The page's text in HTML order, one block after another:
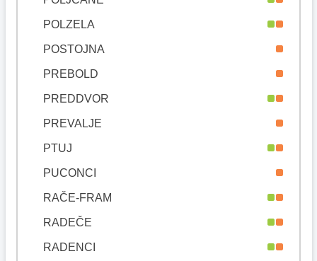
POLZELA
POSTOJNA
PREBOLD
PREDDVOR
PREVALJE
PTUJ
PUCONCI
RAČE-FRAM
RADEČE
RADENCI